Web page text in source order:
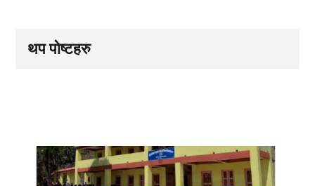
थप पोष्टहरु